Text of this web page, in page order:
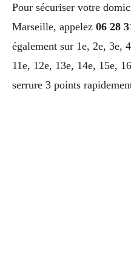
Pour sécuriser votre
Marseille, appelez 06 28
également sur 1e, 2e, 3e,
11e, 12e, 13e, 14e, 15e,
serrure 3 points